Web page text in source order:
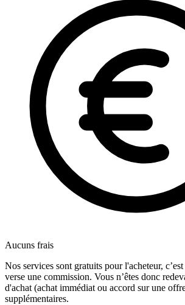
Aucuns frais
Nos services sont gratuits pour l'acheteur,
verse une commission. Vous n’êtes donc
d'achat (achat immédiat ou accord sur une
supplémentaires.